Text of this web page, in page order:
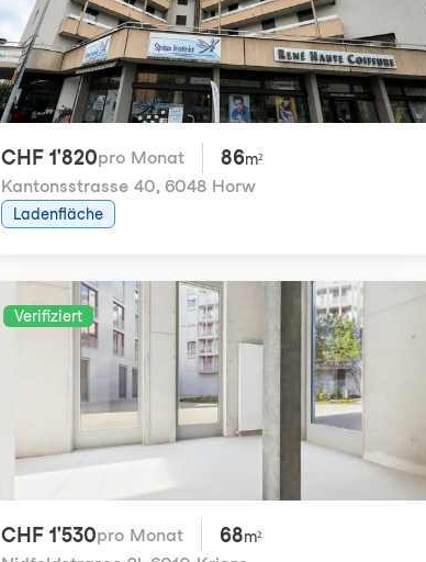
CHF 1'820pro Monat 86m²
Kantonsstrasse 40, 6048 Horw
Ladenfläche
Verifiziert
CHF 1'530pro Monat 68m²